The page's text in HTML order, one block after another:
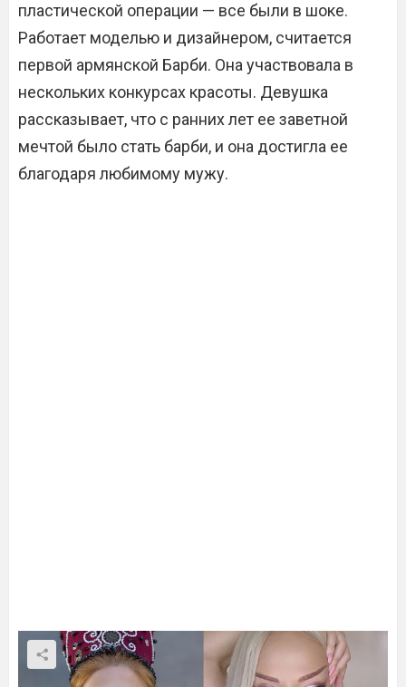
пластической операции — все были в шоке.
Работает моделью и дизайнером, считается
первой армянской Барби. Она участвовала в
нескольких конкурсах красоты. Девушка
рассказывает, что с ранних лет ее заветной
мечтой было стать барби, и она достигла ее
благодаря любимому мужу.